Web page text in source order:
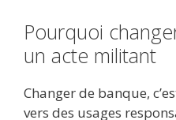
Pourquoi
un acte militant
Changer de banque,
vers des usages